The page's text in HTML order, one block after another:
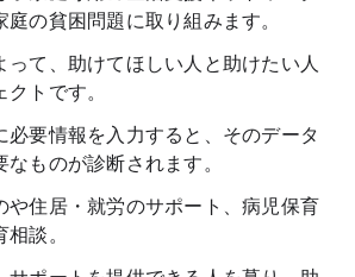
の貧困問題に取り組みます。
って、助けてほしい人と助けたい人
トです。
必要情報を入力すると、そのデータ
ものが診断されます。
や住居・就労のサポート、病児保育
談。